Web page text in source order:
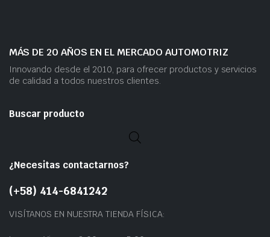
MÁS DE 20 AÑOS EN EL MERCADO AUTOMOTRIZ
Innovando desde el 2010, para ofrecer productos y servicios
de calidad a todos nuestros clientes.
Buscar producto
¿Necesitas contactarnos?
(+58) 414-6841242
VISÍTANOS EN NUESTRA TIENDA FÍSICA: